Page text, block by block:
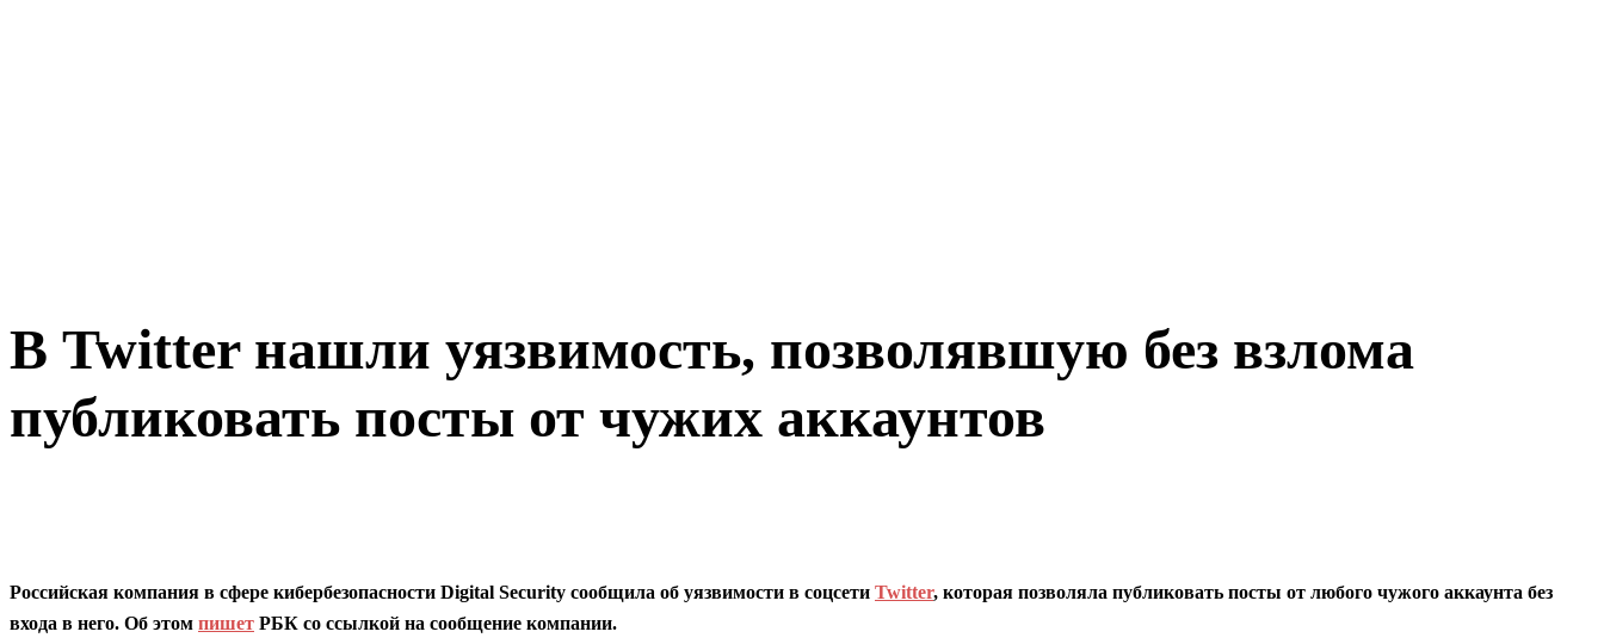
В Twitter нашли уязвимость, позволявшую без взлома
публиковать посты от чужих аккаунтов
Российская компания в сфере кибербезопасности Digital Security сообщила об уязвимости в соцсети Twitter, которая позволяла публиковать посты от любого чужого аккаунта без
входа в него. Об этом пишет РБК со ссылкой на сообщение компании.